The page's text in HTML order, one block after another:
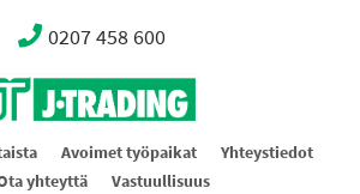
0207 458 600
J-Trading AbAvoimet työpaikat
Yhteystiedot
yhteyttä
Vastuullisuus